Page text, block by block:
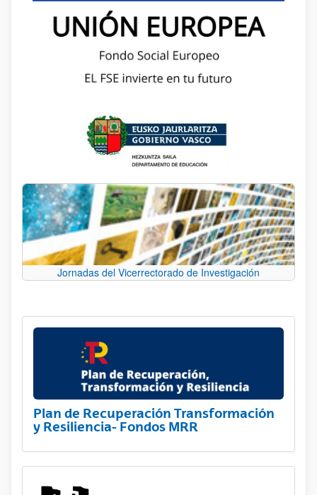
Jornadas del Vicerrectorado de Investigación
Plan de Recuperación Transformación
y Resiliencia- Fondos MRR